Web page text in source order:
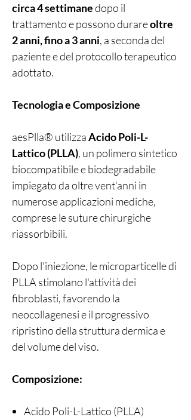
circa 4 settimanedopo il
trattamento e possono durareoltre
2 anni, fino a 3 anni, a seconda del
paziente e del protocollo terapeutico
adottato.
Tecnologia e Composizione
aesPlla® utilizzaAcido Poli-L-
Lattico (PLLA), un polimero sintetico
biocompatibile e biodegradabile
impiegato da oltre vent'anni in
numerose applicazioni mediche,
comprese le suture chirurgiche
riassorbibili.
Dopo l'iniezione, le microparticelle di
PLLA stimolano l'attività dei
fibroblasti, favorendo la
neocollagenesi e il progressivo
ripristino della struttura dermica e
del volume del viso.
Composizione:
Acido Poli-L-Lattico (PLLA)